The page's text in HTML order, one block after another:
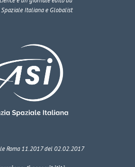
Italiana e Globalist
Roma 11.2017 del 02.02.2017